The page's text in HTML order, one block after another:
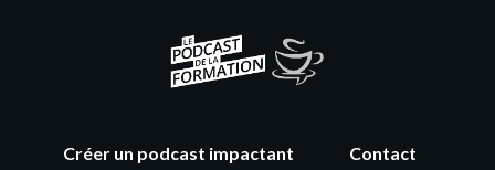
Créer un podcast impactant Contact